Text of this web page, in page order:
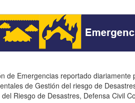
de Emergencias reportado diariamente
de Gestión del riesgo de
Riesgo de Desastres, Defensa Civil